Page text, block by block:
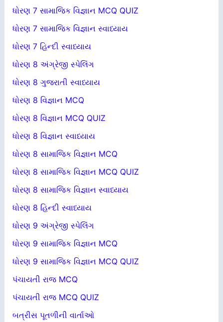
ધોરણ 7 સામાજિક વિજ્ઞાન MCQ QUIZ
ધોરણ 7 સામાજિક વિજ્ઞાન સ્વાધ્યાય
ધોરણ 7 હિન્દી સ્વાધ્યાય
ધોરણ 8 અંગ્રેજી સ્પેલિંગ
ધોરણ 8 ગુજરાતી સ્વાધ્યાય
ધોરણ 8 વિજ્ઞાન MCQ
ધોરણ 8 વિજ્ઞાન MCQ QUIZ
ધોરણ 8 વિજ્ઞાન સ્વાધ્યાય
ધોરણ 8 સામાજિક વિજ્ઞાન MCQ
ધોરણ 8 સામાજિક વિજ્ઞાન MCQ QUIZ
ધોરણ 8 સામાજિક વિજ્ઞાન સ્વાધ્યાય
ધોરણ 8 હિન્દી સ્વાધ્યાય
ધોરણ 9 અંગ્રેજી સ્પેલિંગ
ધોરણ 9 સામાજિક વિજ્ઞાન MCQ
ધોરણ 9 સામાજિક વિજ્ઞાન MCQ QUIZ
પંચાયતી રાજ MCQ
પંચાયતી રાજ MCQ QUIZ
બત્રીસ પૂતળીની વાર્તાઓ